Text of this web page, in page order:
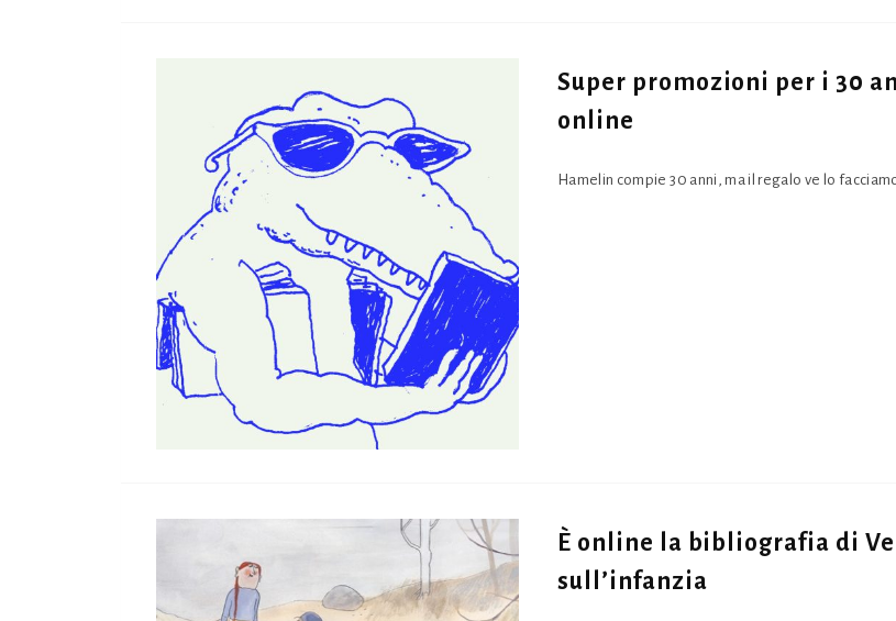
Super promozioni per i 30
online
Hamelin compie 30 anni, ma il regalo ve lo
È online la bibliografia di
sull’infanzia